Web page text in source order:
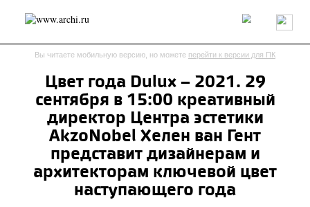
Россия Мир Технологии Интерьер Пресса
Архитекторы
Анонсы конкурсов
Журнал
Интервью Исследование
Мнение
Объект
Результаты конкурса
Репортаж
Рецензия Архитектура
Выставка
Дизайн
Иностранцы в России
Интерьер
Наследие Образование
Урбанистика
Вы читаете мобильную версию, но можете перейти к версии для ПК
Цвет года Dulux – 2021. 29
сентября в 15:00 креативный
директор Центра эстетики
AkzoNobel Хелен ван Гент
представит дизайнерам и
архитекторам ключевой цвет
наступающего года